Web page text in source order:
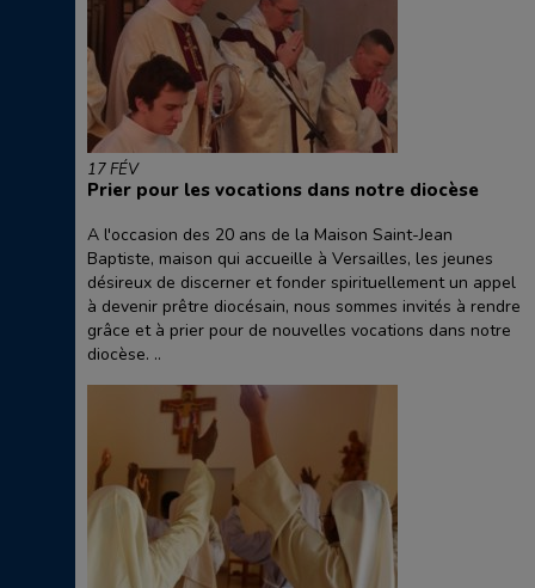
17 FÉV
Prier pour les vocations dans notre diocèse
A l'occasion des 20 ans de la Maison Saint-Jean
Baptiste, maison qui accueille à Versailles, les jeunes
désireux de discerner et fonder spirituellement un appel
à devenir prêtre diocésain, nous sommes invités à rendre
grâce et à prier pour de nouvelles vocations dans notre
diocèse. ..